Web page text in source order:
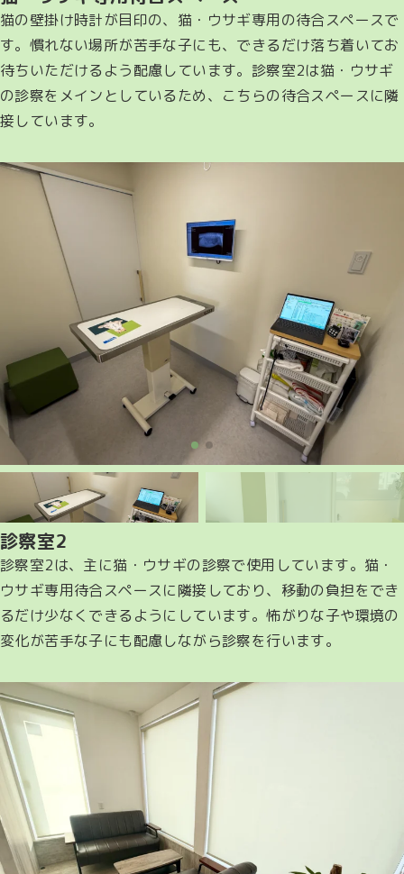
猫の壁掛け時計が目印の、猫・ウサギ専用の待合スペースで
す。慣れない場所が苦手な子にも、できるだけ落ち着いてお
待ちいただけるよう配慮しています。診察室2は猫・ウサギ
の診察をメインとしているため、こちらの待合スペースに隣
接しています。
診察室2
診察室2は、主に猫・ウサギの診察で使用しています。猫・
ウサギ専用待合スペースに隣接しており、移動の負担をでき
るだけ少なくできるようにしています。怖がりな子や環境の
変化が苦手な子にも配慮しながら診察を行います。